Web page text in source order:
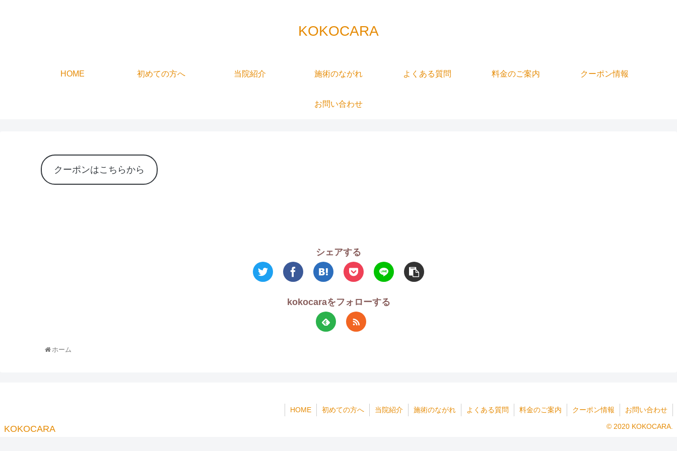
KOKOCARA
HOME 初めての方へ 当院紹介 施術のながれ よくある質問 料金のご案内 クーポン情報
お問い合わせ
クーポンはこちらから
シェアする
kokocaraをフォローする
ホーム
KOKOCARA
HOME 初めての方へ 当院紹介 施術のながれ よくある質問 料金のご案内 クーポン情報 お問い合わせ
© 2020 KOKOCARA.